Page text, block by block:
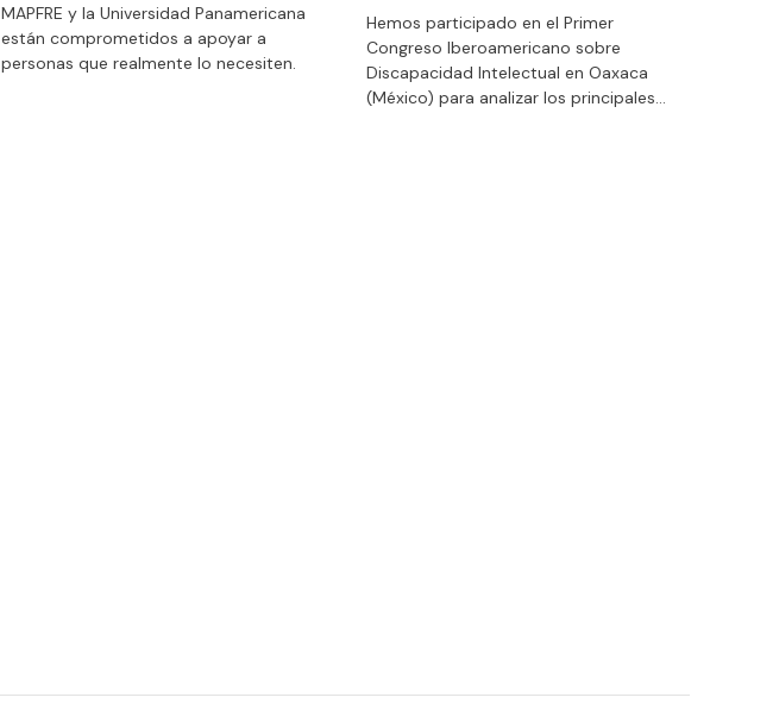
MAPFRE y la Universidad Panamericana
están comprometidos a apoyar a
personas que realmente lo necesiten.
Hemos participado en el Primer
Congreso Iberoamericano sobre
Discapacidad Intelectual en Oaxaca
(México) para analizar los principales